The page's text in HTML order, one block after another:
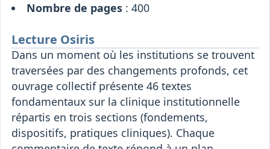
Nombre de pages: 400
Lecture Osiris
Dans un moment où les institutions se trouvent
traversées par des changements profonds, cet
ouvrage collectif présente 46 textes
fondamentaux sur la clinique institutionnelle
répartis en trois sections (fondements,
dispositifs, pratiques cliniques). Chaque